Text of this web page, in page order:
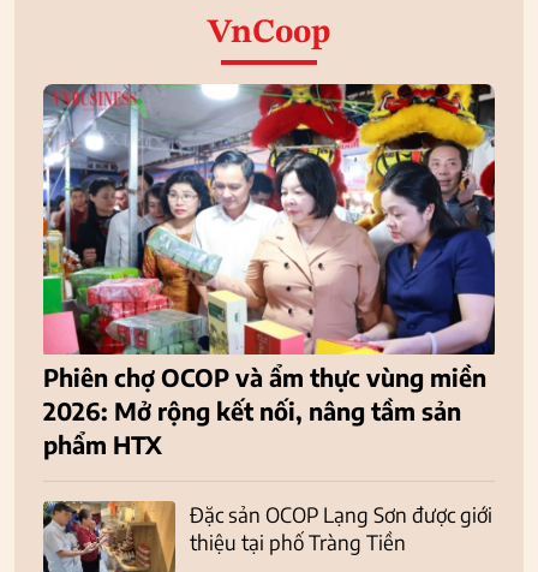
VnCoop
Phiên chợ OCOP và ẩm thực vùng miền
2026: Mở rộng kết nối, nâng tầm sản
phẩm HTX
Đặc sản OCOP Lạng Sơn được giới
thiệu tại phố Tràng Tiền